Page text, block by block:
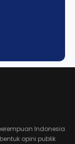
Indonesia
opini publik